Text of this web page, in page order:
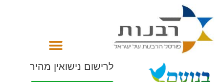
לרישום נישואין מהיר